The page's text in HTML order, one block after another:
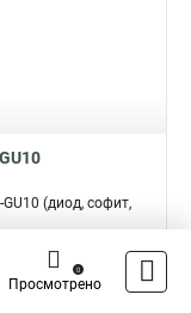
(диод, софит,
Просмотрено
0